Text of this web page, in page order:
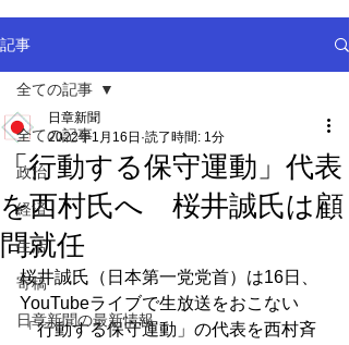
記事
全ての記事
政治
経済
生活
寄稿
日章新聞の最新情報
全ての記事
「行動する保守運動」代表
を西村氏へ 桜井誠氏は顧
問就任
日章新聞
2022年1月16日 読了時間: 1分
桜井誠氏（日本第一党党首）は16日、
YouTubeライブで生放送をおこない
「行動する保守運動」の代表を西村斉